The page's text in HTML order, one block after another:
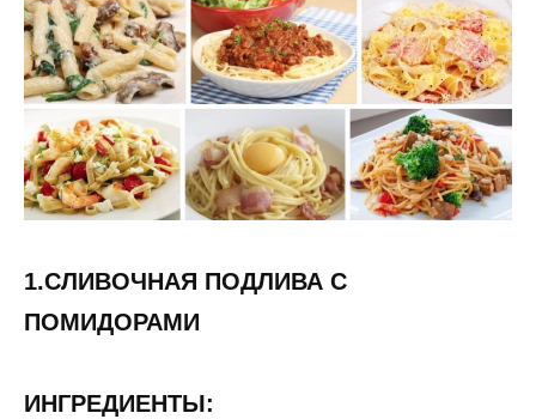
1.СЛИВОЧНАЯ ПОДЛИВА С
ПОМИДОРАМИ
ИНГРЕДИЕНТЫ: